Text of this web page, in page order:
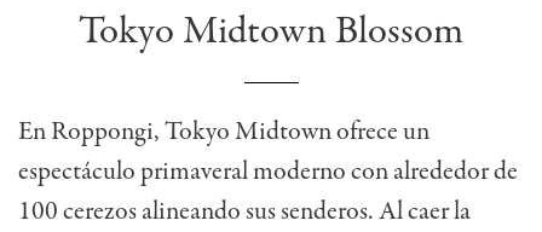
Tokyo Midtown Blossom
En Roppongi, Tokyo Midtown ofrece un
espectáculo primaveral moderno con alrededor de
100 cerezos alineando sus senderos. Al caer la